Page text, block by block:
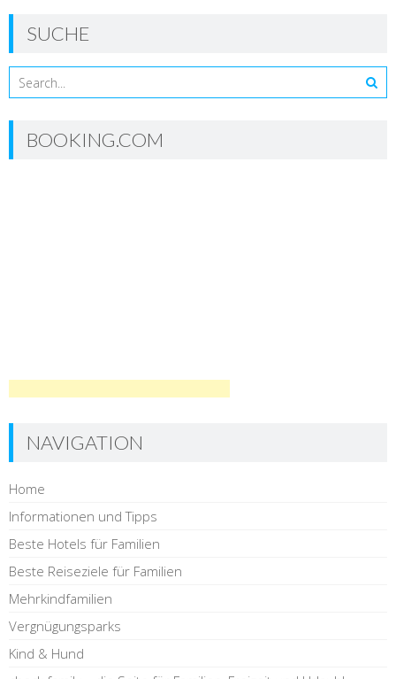
SUCHE
BOOKING.COM
NAVIGATION
Home
Informationen und Tipps
Beste Hotels für Familien
Beste Reiseziele für Familien
Mehrkindfamilien
Vergnügungsparks
Kind & Hund